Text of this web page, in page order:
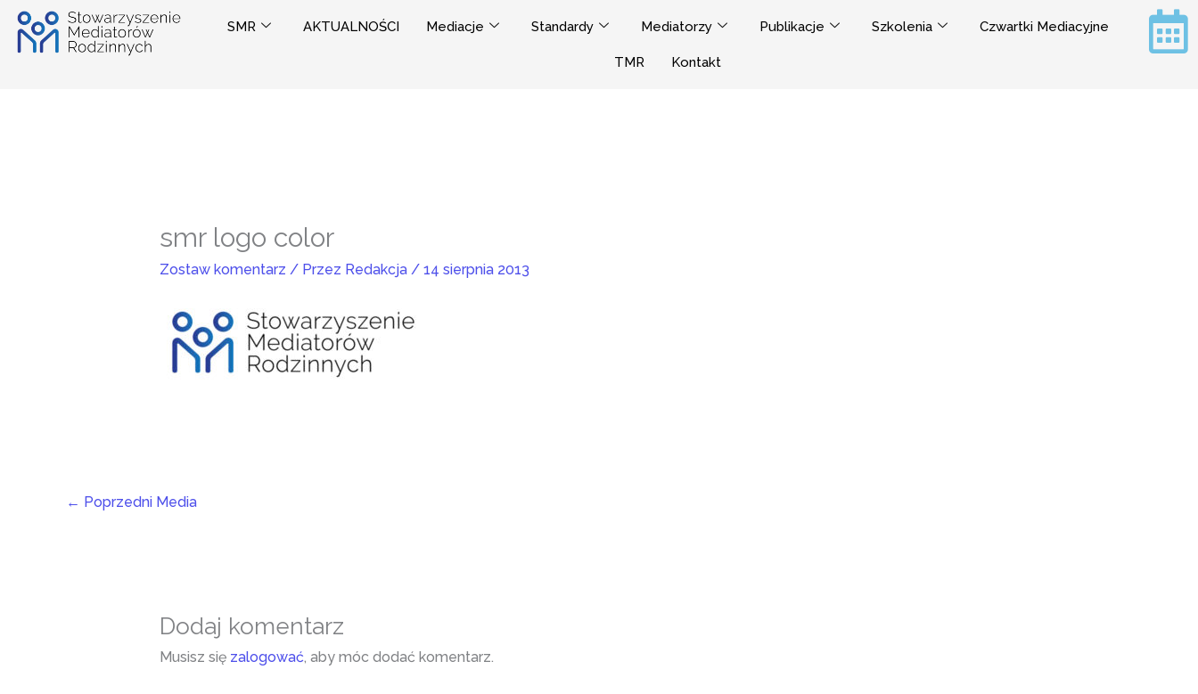
Przejdź
SMR AKTUALNOŚCI Mediacje Standardy Mediatorzy Publikacje Szkolenia Czwartki Mediacyjne
TMR Kontakt
smr logo color
Zostaw komentarz / Przez Redakcja / 14 sierpnia 2013
← Poprzedni Media
Dodaj komentarz
Musisz się zalogować, aby móc dodać komentarz.